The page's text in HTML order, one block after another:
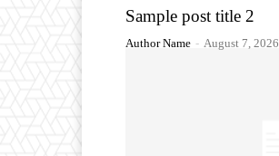
Sample post title 2
Author Name - August 7, 2026